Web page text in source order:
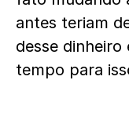
antes teriam
desse
tempo para